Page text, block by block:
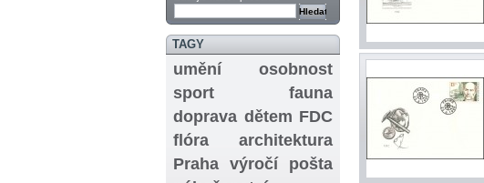
TAGY
umění
osobnost
sport
fauna
doprava dětem FDC
flóra
architektura
Praha
výročí
pošta